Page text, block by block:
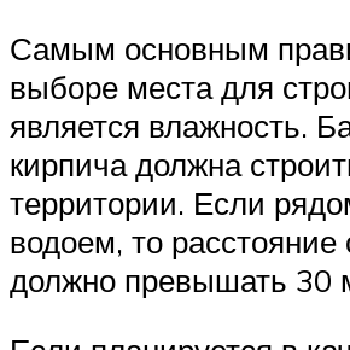
Самым основным
выборе места для
является влажность.
кирпича должна
территории. Если
водоем, то расстояние
должно превышать 30